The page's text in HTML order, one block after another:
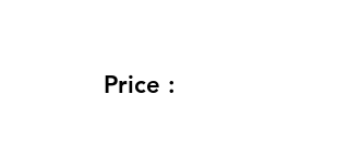
Price :